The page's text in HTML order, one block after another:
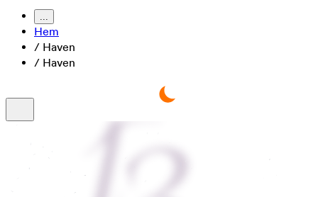
...
Hem
/ Haven
/ Haven